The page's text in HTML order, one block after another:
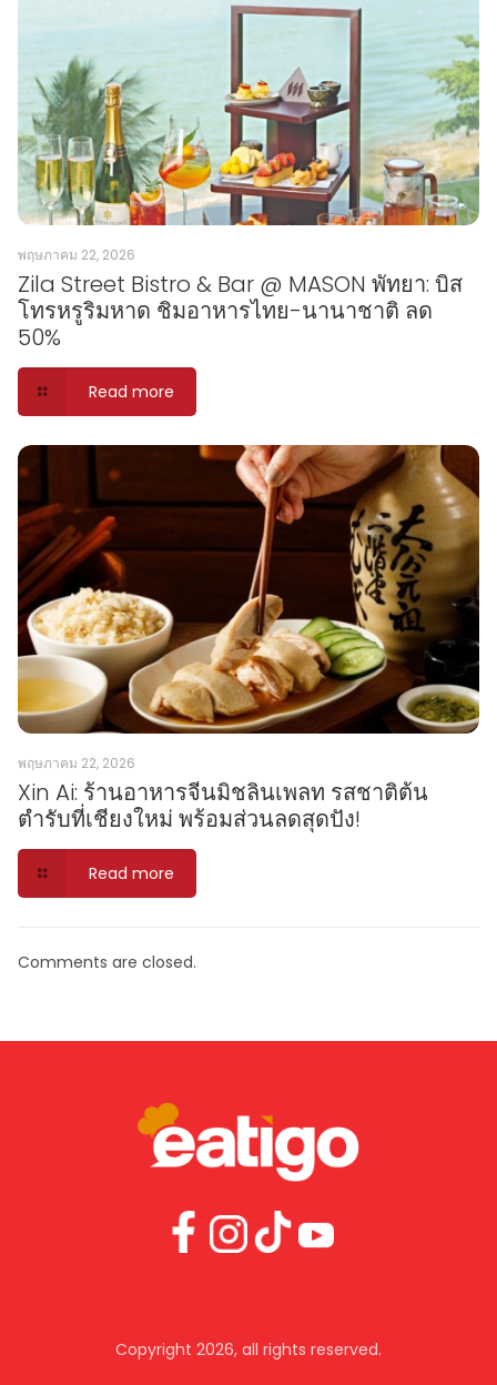
พฤษภาคม 22, 2026
Zila Street Bistro & Bar @ MASON พัทยา: บิส
โทรหรูริมหาด ชิมอาหารไทย-นานาชาติ ลด
50%
Read more
พฤษภาคม 22, 2026
Xin Ai: ร้านอาหารจีนมิชลินเพลท รสชาติต้น
ตำรับที่เชียงใหม่ พร้อมส่วนลดสุดปัง!
Read more
Comments are closed.
Copyright 2026, all rights reserved.